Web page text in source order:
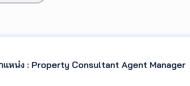
แหน่ง : Property Consultant Agent Manager